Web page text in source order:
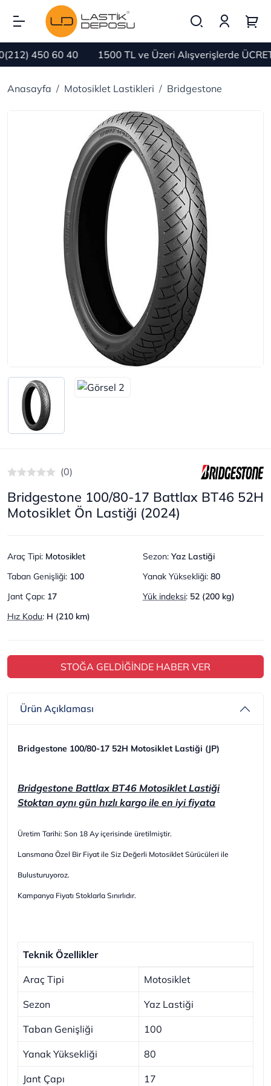
450 60 40 1500 TL ve Üzeri Alışverişlerde
Anasayfa Motosiklet Lastikleri Bridgestone
(0)
Bridgestone 100/80-17 Battlax BT46 52H
Motosiklet Ön Lastiği (2024)
Araç Tipi: Motosiklet Sezon: Yaz Lastiği
Taban Genişliği: 100 Yanak Yüksekliği: 80
Jant Çapı: 17 Yük indeksi: 52 (200 kg)
Hız Kodu: H (210 km)
STOĞA GELDİĞİNDE HABER VER
Ürün Açıklaması
Bridgestone 100/80-17 52H Motosiklet Lastiği (JP)
Bridgestone Battlax BT46 Motosiklet Lastiği
Stoktan aynı gün hızlı kargo ile en iyi fiyata
Üretim Tarihi: Son 18 Ay içerisinde üretilmiştir.
Lansmana Özel Bir Fiyat ile Siz Değerli Motosiklet Sürücüleri ile
Bulusturuyoroz.
Kampanya Fiyatı Stoklarla Sınırlıdır.
Teknik Özellikler
Araç Tipi Motosiklet
Sezon Yaz Lastiği
Taban Genişliği 100
Yanak Yüksekliği 80
Jant Çapı 17